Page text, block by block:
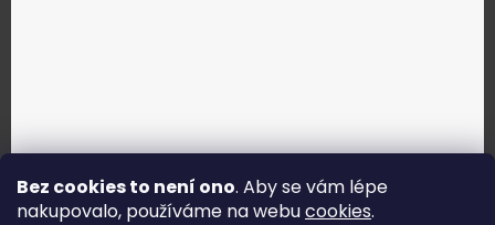
Bez cookies to není ono. Aby se vám lépe
nakupovalo, používáme na webucookies.